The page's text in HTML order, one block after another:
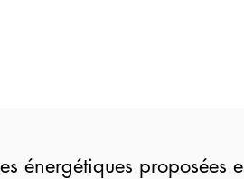
énergétiques proposées